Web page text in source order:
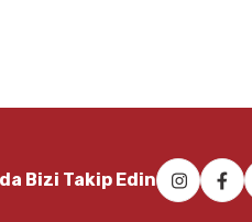
Bizi Takip Edin